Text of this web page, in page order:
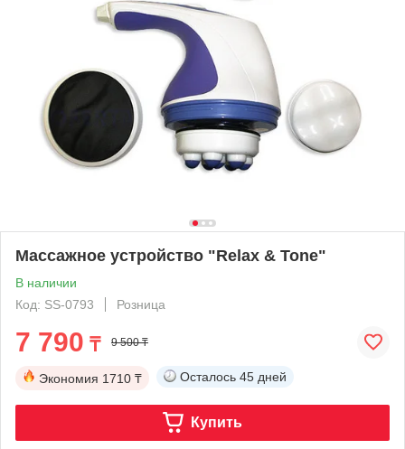
Массажное устройство "Relax & Tone"
В наличии
Код: SS-0793
Розница
7 790 ₸ 9 500 ₸
Экономия 1710 ₸ Осталось 45 дней
Купить